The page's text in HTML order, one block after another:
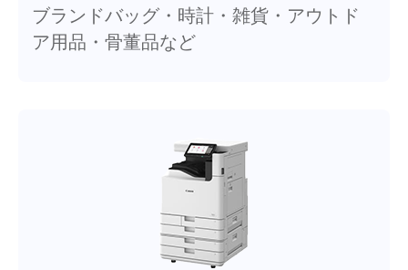
ブランドバッグ・時計・雑貨・アウトド
ア用品・骨董品など